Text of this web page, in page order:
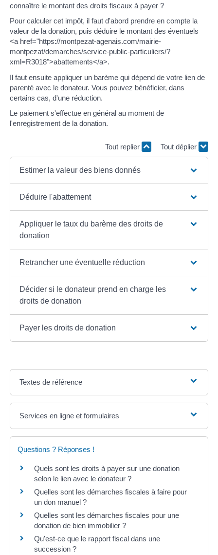
connaître le montant des droits fiscaux à payer ?
Pour calculer cet impôt, il faut d'abord prendre en compte la
valeur de la donation, puis déduire le montant des éventuels
<a href="https://montpezat-agenais.com/mairie-
montpezat/demarches/service-public-particuliers/?
xml=R3018">abattements</a>.
Il faut ensuite appliquer un barème qui dépend de votre lien de
parenté avec le donateur. Vous pouvez bénéficier, dans
certains cas, d'une réduction.
Le paiement s'effectue en général au moment de
l'enregistrement de la donation.
Tout replier Tout déplier
Estimer la valeur des biens donnés
Déduire l'abattement
Appliquer le taux du barème des droits de
donation
Retrancher une éventuelle réduction
Décider si le donateur prend en charge les
droits de donation
Payer les droits de donation
Textes de référence
Services en ligne et formulaires
Questions ? Réponses !
Quels sont les droits à payer sur une donation
selon le lien avec le donateur ?
Quelles sont les démarches fiscales à faire pour
un don manuel ?
Quelles sont les démarches fiscales pour une
donation de bien immobilier ?
Qu'est-ce que le rapport fiscal dans une
succession ?